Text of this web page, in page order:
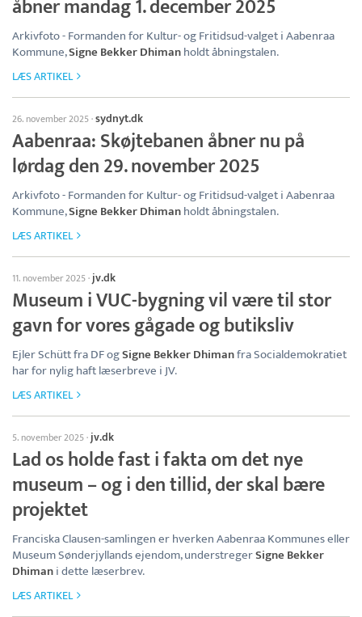
åbner mandag 1. december 2025
Arkivfoto - Formanden for Kultur- og Fritidsud-valget i Aabenraa
Kommune,Signe Bekker Dhimanholdt åbningstalen.
LÆS ARTIKEL
26. november 2025·sydnyt.dk
Aabenraa: Skøjtebanen åbner nu på
lørdag den 29. november 2025
Arkivfoto - Formanden for Kultur- og Fritidsud-valget i Aabenraa
Kommune,Signe Bekker Dhimanholdt åbningstalen.
LÆS ARTIKEL
11. november 2025·jv.dk
Museum i VUC-bygning vil være til stor
gavn for vores gågade og butiksliv
Ejler Schütt fra DF ogSigne Bekker Dhimanfra Socialdemokratiet
har for nylig haft læserbreve i JV.
LÆS ARTIKEL
5. november 2025·jv.dk
Lad os holde fast i fakta om det nye
museum – og i den tillid, der skal bære
projektet
Franciska Clausen-samlingen er hverken Aabenraa Kommunes eller
Museum Sønderjyllands ejendom, understregerSigne Bekker
Dhimani dette læserbrev.
LÆS ARTIKEL